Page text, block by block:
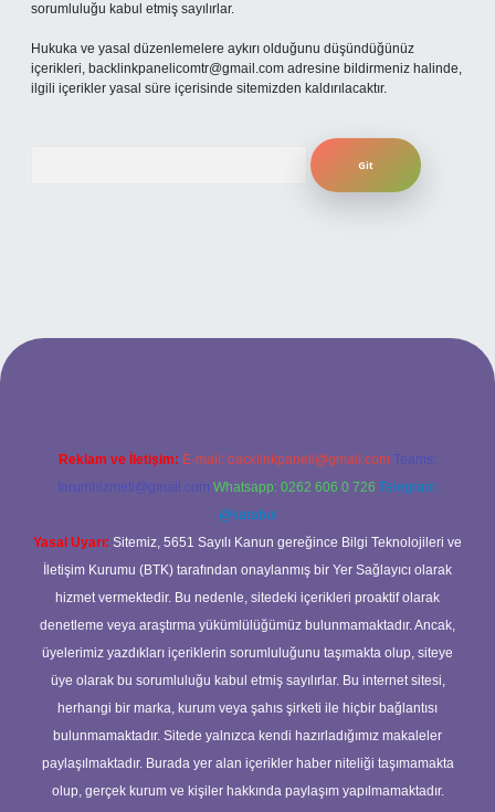
sorumluluğu kabul etmiş sayılırlar.
Hukuka ve yasal düzenlemelere aykırı olduğunu düşündüğünüz
içerikleri, backlinkpanelicomtr@gmail.com adresine bildirmeniz halinde,
ilgili içerikler yasal süre içerisinde sitemizden kaldırılacaktır.
yeni giriş adresi
Reklam ve İletişim: E-mail: backlinkpaneli@gmail.com Teams:
forumhizmeti@gmail.com Whatsapp: 0262 606 0 726 Telegram:
@karabul
Yasal Uyarı: Sitemiz, 5651 Sayılı Kanun gereğince Bilgi Teknolojileri ve
İletişim Kurumu (BTK) tarafından onaylanmış bir Yer Sağlayıcı olarak
hizmet vermektedir. Bu nedenle, sitedeki içerikleri proaktif olarak
denetleme veya araştırma yükümlülüğümüz bulunmamaktadır. Ancak,
üyelerimiz yazdıkları içeriklerin sorumluluğunu taşımakta olup, siteye
üye olarak bu sorumluluğu kabul etmiş sayılırlar. Bu internet sitesi,
herhangi bir marka, kurum veya şahıs şirketi ile hiçbir bağlantısı
bulunmamaktadır. Sitede yalnızca kendi hazırladığımız makaleler
paylaşılmaktadır. Burada yer alan içerikler haber niteliği taşımamakta
olup, gerçek kurum ve kişiler hakkında paylaşım yapılmamaktadır.